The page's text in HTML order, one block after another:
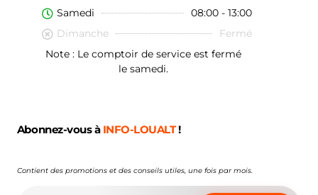
Samedi
08:00 - 13:00
Dimanche
Fermé
Note : Le comptoir de service est fermé
le samedi.
Abonnez-vous à INFO-LOUALT!
Contient des promotions et des conseils utiles, une fois par mois.